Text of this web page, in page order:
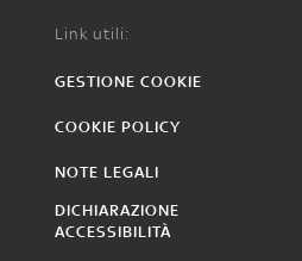
Link utili:
GESTIONE COOKIE
COOKIE POLICY
NOTE LEGALI
DICHIARAZIONE
ACCESSIBILITÀ